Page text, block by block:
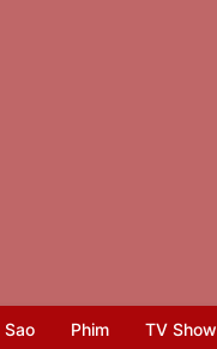
Sao Phim TV Show